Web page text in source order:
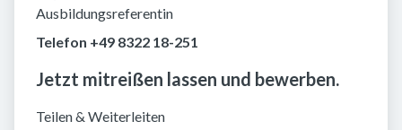
Ausbildungsreferentin
Telefon +49 8322 18-251
Jetzt mitreißen lassen und bewerben.
Teilen & Weiterleiten